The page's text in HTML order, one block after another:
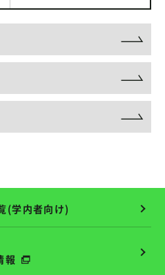
(学内者向け)
報